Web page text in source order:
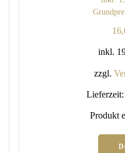
inkl.
zzgl.
Lieferzeit:
Produkt